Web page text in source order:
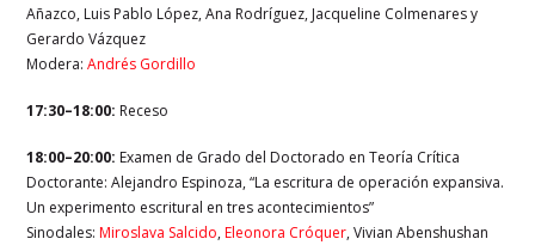
Añazco, Luis Pablo López, Ana Rodríguez, Jacqueline Colmenares y
Gerardo Vázquez
Modera:Andrés Gordillo
17:30–18:00: Receso
18:00–20:00: Examen de Grado del Doctorado en Teoría Crítica
Doctorante: Alejandro Espinoza, “La escritura de operación expansiva.
Un experimento escritural en tres acontecimientos”
Sinodales:Miroslava Salcido,Eleonora Cróquer,Vivian Abenshushan